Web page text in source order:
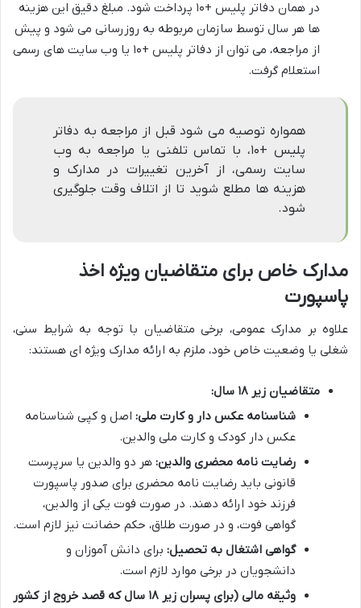
در همان دفاتر پلیس +۱۰ پرداخت شود. مبلغ دقیق این هزینه
ها هر سال توسط سازمان مربوطه به روزرسانی می شود و پیش
از مراجعه، می توان از دفاتر پلیس +۱۰ یا وب سایت های رسمی
استعلام گرفت.
همواره توصیه می شود قبل از مراجعه به دفاتر
پلیس +۱۰، با تماس تلفنی یا مراجعه به وب
سایت رسمی، از آخرین تغییرات در مدارک و
هزینه ها مطلع شوید تا از اتلاف وقت جلوگیری
شود.
مدارک خاص برای متقاضیان ویژه اخذ
پاسپورت
علاوه بر مدارک عمومی، برخی متقاضیان با توجه به شرایط سنی،
شغلی یا وضعیت خاص خود، ملزم به ارائه مدارک ویژه ای هستند:
متقاضیان زیر ۱۸ سال:
شناسنامه عکس دار و کارت ملی: اصل و کپی شناسنامه
عکس دار کودک و کارت ملی والدین.
رضایت نامه محضری والدین: هر دو والدین یا سرپرست
قانونی باید رضایت نامه محضری برای صدور پاسپورت
فرزند خود ارائه دهند. در صورت فوت یکی از والدین،
گواهی فوت، و در صورت طلاق، حکم حضانت نیز لازم است.
گواهی اشتغال به تحصیل: برای دانش آموزان و
دانشجویان در برخی موارد لازم است.
وثیقه مالی (برای پسران زیر ۱۸ سال که قصد خروج از کشور